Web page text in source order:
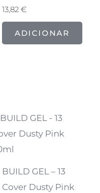
13,82€
ADICIONAR
BUILD GEL – 13
Cover Dusty Pink